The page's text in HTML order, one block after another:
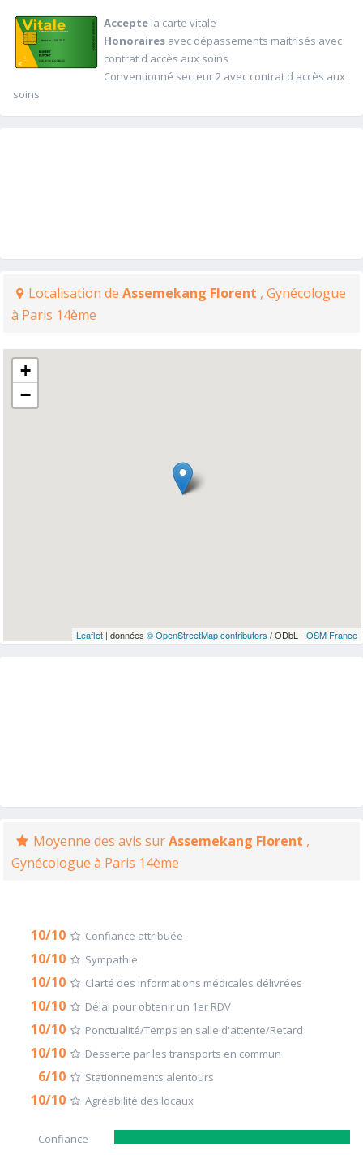
Acceptela carte vitale
Honorairesavec dépassements maitrisés avec
contrat d accès aux soins
Conventionné secteur 2 avec contrat d accès aux
soins
Localisation de Assemekang Florent , Gynécologue
à Paris 14ème
+
−
Leaflet| données © OpenStreetMap contributors / ODbL - OSM France
Moyenne des avis surAssemekang Florent ,
Gynécologue à Paris 14ème
10/10 Confiance attribuée
10/10 Sympathie
10/10 Clarté des informations médicales délivrées
10/10 Délai pour obtenir un 1er RDV
10/10 Ponctualité/Temps en salle d'attente/Retard
10/10 Desserte par les transports en commun
6/10 Stationnements alentours
10/10 Agréabilité des locaux
Confiance